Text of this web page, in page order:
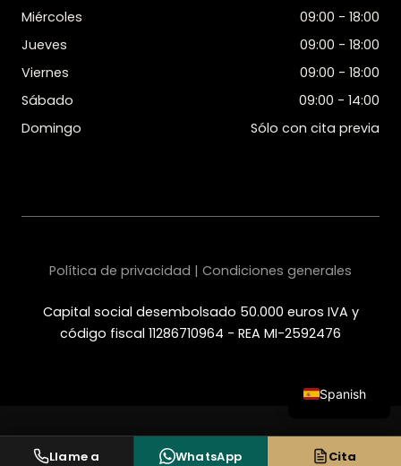
Miércoles
09:00 - 18:00
Jueves
09:00 - 18:00
Viernes
09:00 - 18:00
Sábado
09:00 - 14:00
Domingo
Sólo con cita previa
Capital social desembolsado 50.000 euros IVA y
código fiscal 11286710964 - REA MI-2592476
Política de privacidad | Condiciones generales
Llame a WhatsApp Cita
Spanish
English